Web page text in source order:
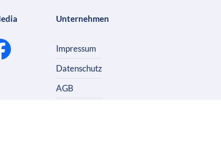
Unternehmen
Impressum
Datenschutz
AGB